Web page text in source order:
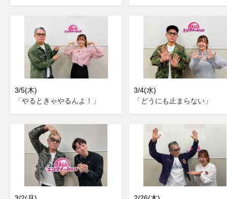
3/5(木)
「やるときゃやるんよ！」
3/4(水)
「どうにも止まらない」